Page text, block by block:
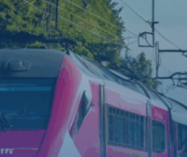
16 juin 2026